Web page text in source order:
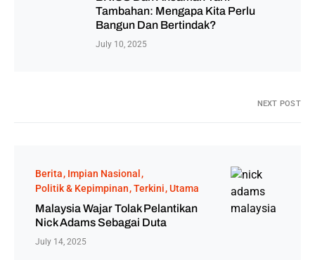
Tambahan: Mengapa Kita Perlu
Bangun Dan Bertindak?
July 10, 2025
NEXT POST
Berita Impian Nasional
Politik & Kepimpinan Terkini Utama
Malaysia Wajar Tolak Pelantikan
Nick Adams Sebagai Duta
July 14, 2025